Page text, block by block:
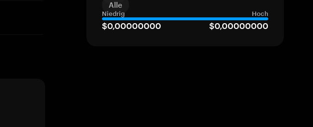
Alle
Niedrig Hoch
$0,00000000 $0,00000000